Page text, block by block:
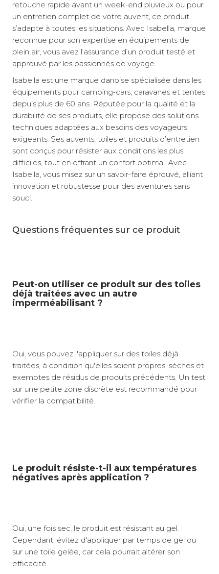
retouche rapide avant un week-end pluvieux ou pour
un entretien complet de votre auvent, ce produit
s’adapte à toutes les situations. Avec Isabella, marque
reconnue pour son expertise en équipements de
plein air, vous avez l’assurance d’un produit testé et
approuvé par les passionnés de voyage.
Isabella est une marque danoise spécialisée dans les
équipements pour camping-cars, caravanes et tentes
depuis plus de 60 ans. Réputée pour la qualité et la
durabilité de ses produits, elle propose des solutions
techniques adaptées aux besoins des voyageurs
exigeants. Ses auvents, toiles et produits d’entretien
sont conçus pour résister aux conditions les plus
difficiles, tout en offrant un confort optimal. Avec
Isabella, vous misez sur un savoir-faire éprouvé, alliant
innovation et robustesse pour des aventures sans
souci.
Questions fréquentes sur ce produit
Peut-on utiliser ce produit sur des toiles
déjà traitées avec un autre
imperméabilisant ?
Oui, vous pouvez l'appliquer sur des toiles déjà
traitées, à condition qu'elles soient propres, sèches et
exemptes de résidus de produits précédents. Un test
sur une petite zone discrète est recommandé pour
vérifier la compatibilité.
Le produit résiste-t-il aux températures
négatives après application ?
Oui, une fois sec, le produit est résistant au gel.
Cependant, évitez d'appliquer par temps de gel ou
sur une toile gelée, car cela pourrait altérer son
efficacité.